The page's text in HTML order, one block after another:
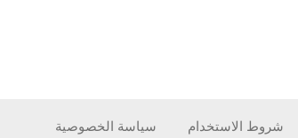
شروط الاستخدام سياسة الخصوصية